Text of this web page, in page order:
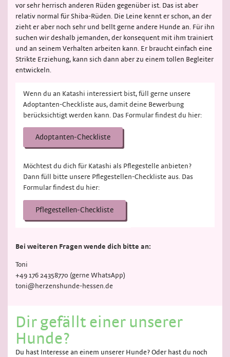
vor sehr herrisch anderen Rüden gegenüber ist. Das ist aber
relativ normal für Shiba-Rüden. Die Leine kennt er schon, an der
zieht er aber noch sehr und bellt gerne andere Hunde an. Für ihn
suchen wir deshalb jemanden, der konsequent mit ihm trainiert
und an seinem Verhalten arbeiten kann. Er braucht einfach eine
Strikte Erziehung, kann sich dann aber zu einem tollen Begleiter
entwickeln.
Wenn du an Katashi interessiert bist, füll gerne unsere
Adoptanten-Checkliste aus, damit deine Bewerbung
berücksichtigt werden kann. Das Formular findest du hier:
Adoptanten-Checkliste
Möchtest du dich für Katashi als Pflegestelle anbieten?
Dann füll bitte unsere Pflegestellen-Checkliste aus. Das
Formular findest du hier:
Pflegestellen-Checkliste
Bei weiteren Fragen wende dich bitte an:
Toni
+49 176 24358770 (gerne WhatsApp)
toni@herzenshunde-hessen.de
Dir gefällt einer unserer
Hunde?
Du hast Interesse an einem unserer Hunde? Oder hast du noch